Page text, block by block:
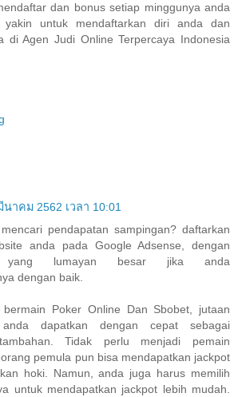
dan bonus setiap minggunya anda
yakin untuk mendaftarkan diri anda dan
di Agen Judi Online Terpercaya Indonesia
นาคม 2562 เวลา 10:01
pendapatan sampingan? daftarkan
anda pada Google Adsense, dengan
yang lumayan besar jika anda
dengan baik.
bermain Poker Online Dan Sbobet, jutaan
dapatkan dengan cepat sebagai
Tidak perlu menjadi pemain
pemula pun bisa mendapatkan jackpot
hoki. Namun, anda juga harus memilih
untuk mendapatkan jackpot lebih mudah.